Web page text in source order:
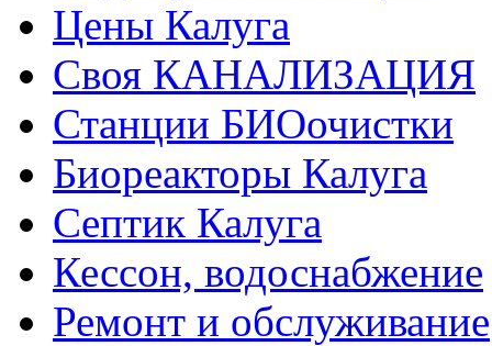
Цены Калуга
Своя КАНАЛИЗАЦИЯ
Станции БИОочистки
Биореакторы Калуга
Септик Калуга
Кессон, водоснабжение
Ремонт и обслуживание